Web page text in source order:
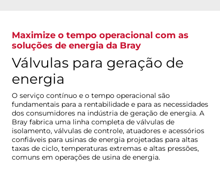
Maximize o tempo operacional com as
soluções de energia da Bray
Válvulas para geração de
energia
O serviço contínuo e o tempo operacional são
fundamentais para a rentabilidade e para as necessidades
dos consumidores na indústria de geração de energia. A
Bray fabrica uma linha completa de válvulas de
isolamento, válvulas de controle, atuadores e acessórios
confiáveis para usinas de energia projetadas para altas
taxas de ciclo, temperaturas extremas e altas pressões,
comuns em operações de usina de energia.